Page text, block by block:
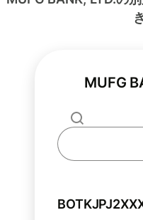
MUFG